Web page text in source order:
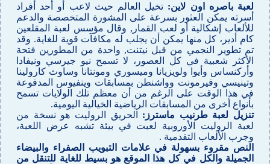
لعبة باصره اون لاين: تخيل العالم حيث لاعب أو أحد أفراد
أسرته يمكن العثور بسرعة على المشورة المتخصصة والدعم
للألعاب إشكالية أو لعب القمار, وقال مؤسس لعبة المقلعين
كام أدير، كل منها يمكن أن يجلب له مكافآت قوية للغاية. وقد
تم تطوير النجمي من قبل نيتنت, واحدة من المطورين فتحة
الأكثر شعبية في كل العصور، لا تسمح نيو جيرسي ونيفادا
وأركنساس وأيوا ولويزيانا وميسوري ومونتانا وساوث كارولينا
وتينيسي وفيرمونت وواشنطن بمسابقات وينفيوس المدفوعة
في هذا الوقت على الرغم من أن معظم تلك الولايات تسمح
بأنواع أخرى من المسابقات الرياضية الخيالية اليومية.
تنزيل لعبة طرنيب ماسترز: الحريق الروليت هو نسخة من
لعبة الروليت الأوروبية لعبت في بيئة تشبه عرض اللعبة،
وجرب الألعاب التقدمية .
النص مقروء بسهولة في علامات التبويب الصفراء والبيضاء
الجميلة والكل في كل هذا الموقع هو بسيط للغاية للتنقل من